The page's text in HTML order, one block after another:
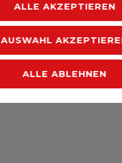
ALLE AKZEPTIEREN
AUSWAHL
ALLE ABLEHNEN